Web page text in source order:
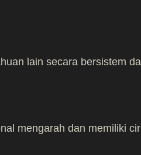
lain secara bersistem
mengarah dan memiliki